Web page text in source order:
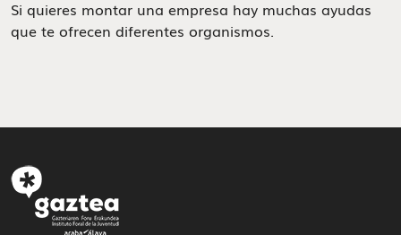
Si quieres montar una empresa hay muchas ayudas
que te ofrecen diferentes organismos.